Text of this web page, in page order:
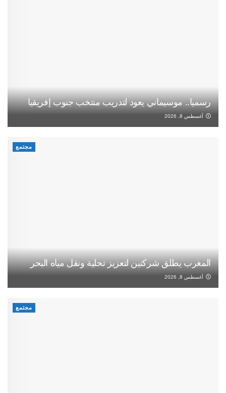
رسميا.. موسيماني يعود لتدريب منتخب جنوب إفريقيا
أغسطس 8, 2026
مجتمع
المغرب يطلق شركتين لتعزيز تحلية ونقل مياه البحر
أغسطس 8, 2026
مجتمع